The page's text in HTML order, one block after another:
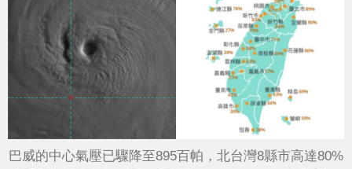
巴威的中心氣壓已驟降至895百帕，北台灣8縣市高達80%